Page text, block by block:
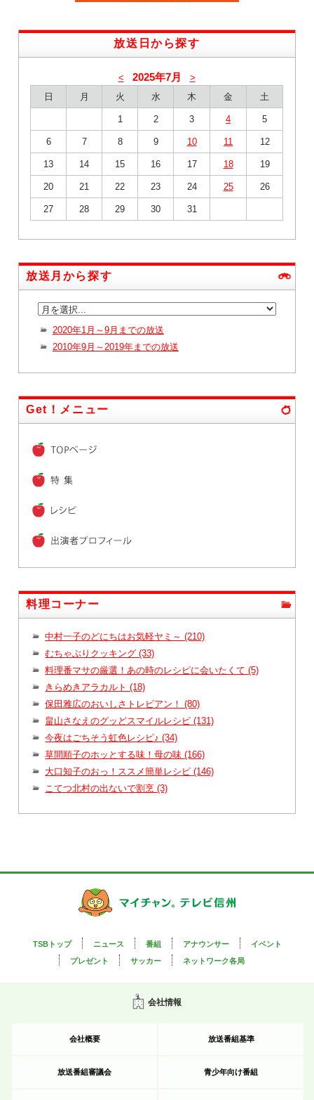
放送日から探す
< 2025年7月
>
日
月 火 水 木 金 土
1 2 3 4 5
6 7 8 9 10 11 12
13 14 15 16 17 18 19
20 21 22 23 24 25 26
27 28 29 30 31
放送月から探す
2020年1月～9月までの放送
2010年9月～2019年までの放送
Get！メニュー
料理コーナー
中村一子のどにちはお気軽ヤミ～ (210)
むちゃぶりクッキング (33)
料理番マサの厳選！あの時のレシピに会いたくて (5)
きらめきアラカルト (18)
保田雅広のおいしさトレビアン！ (80)
畠山さなえのグッどスマイルレシピ (131)
今夜はごちそう虹色レシピ♪ (34)
草間順子のホッとする味！母の味 (166)
大口知子のおっ！ススメ簡単レシピ (146)
こてつ北村の出ないで割烹 (3)
TSBトップ ニュース 番組 アナウンサー
イベント
プレゼント
サッカー ネットワーク各局
会社情報
会社概要 放送番組基準
放送番組審議会 青少年向け番組